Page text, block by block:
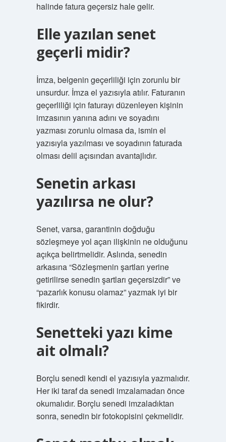
halinde fatura geçersiz hale gelir.
Elle yazılan senet
geçerli midir?
İmza, belgenin geçerliliği için zorunlu bir
unsurdur. İmza el yazısıyla atılır. Faturanın
geçerliliği için faturayı düzenleyen kişinin
imzasının yanına adını ve soyadını
yazması zorunlu olmasa da, ismin el
yazısıyla yazılması ve soyadının faturada
olması delil açısından avantajlıdır.
Senetin arkası
yazılırsa ne olur?
Senet, varsa, garantinin doğduğu
sözleşmeye yol açan ilişkinin ne olduğunu
açıkça belirtmelidir. Aslında, senedin
arkasına “Sözleşmenin şartları yerine
getirilirse senedin şartları geçersizdir” ve
“pazarlık konusu olamaz” yazmak iyi bir
fikirdir.
Senetteki yazı kime
ait olmalı?
Borçlu senedi kendi el yazısıyla yazmalıdır.
Her iki taraf da senedi imzalamadan önce
okumalıdır. Borçlu senedi imzaladıktan
sonra, senedin bir fotokopisini çekmelidir.